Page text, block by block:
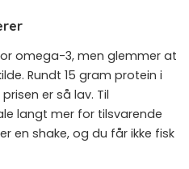
omega-3, men glemmer at
Rundt 15 gram protein i
er så lav. Til
langt mer for tilsvarende
en shake, og du får ikke fisk